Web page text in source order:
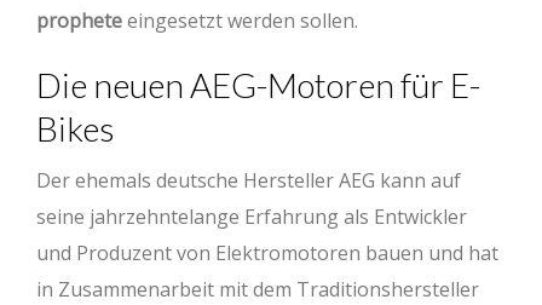
propheteeingesetzt werden sollen.
Die neuen AEG-Motoren für E-
Bikes
Der ehemals deutsche Hersteller AEG kann auf
seine jahrzehntelange Erfahrung als Entwickler
und Produzent von Elektromotoren bauen und hat
in Zusammenarbeit mit dem Traditionshersteller